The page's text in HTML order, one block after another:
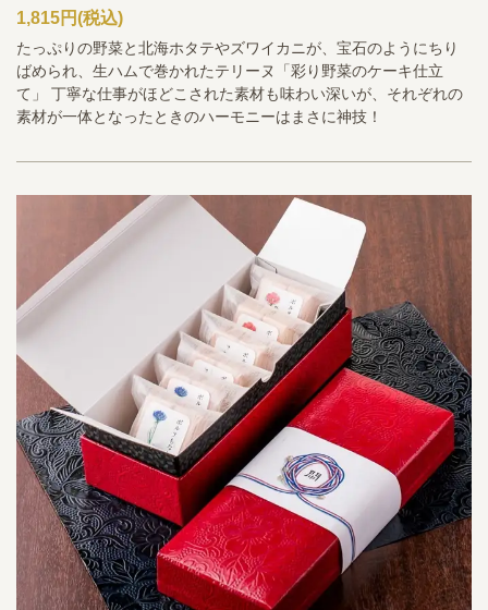
1,815円(税込)
たっぷりの野菜と北海ホタテやズワイカニが、宝石のようにちり
ばめられ、生ハムで巻かれたテリーヌ「彩り野菜のケーキ仕立
て」 丁寧な仕事がほどこされた素材も味わい深いが、それぞれの
素材が一体となったときのハーモニーはまさに神技！